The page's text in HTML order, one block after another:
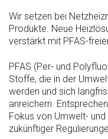
Wir setzen bei
Produkte. Neue
verstärkt mit PFAS-
PFAS (Per- und
Stoffe, die in der
werden und sich
anreichern.
Fokus von Umwelt-
zukünftiger